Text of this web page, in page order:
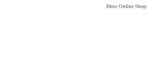
Diese Online